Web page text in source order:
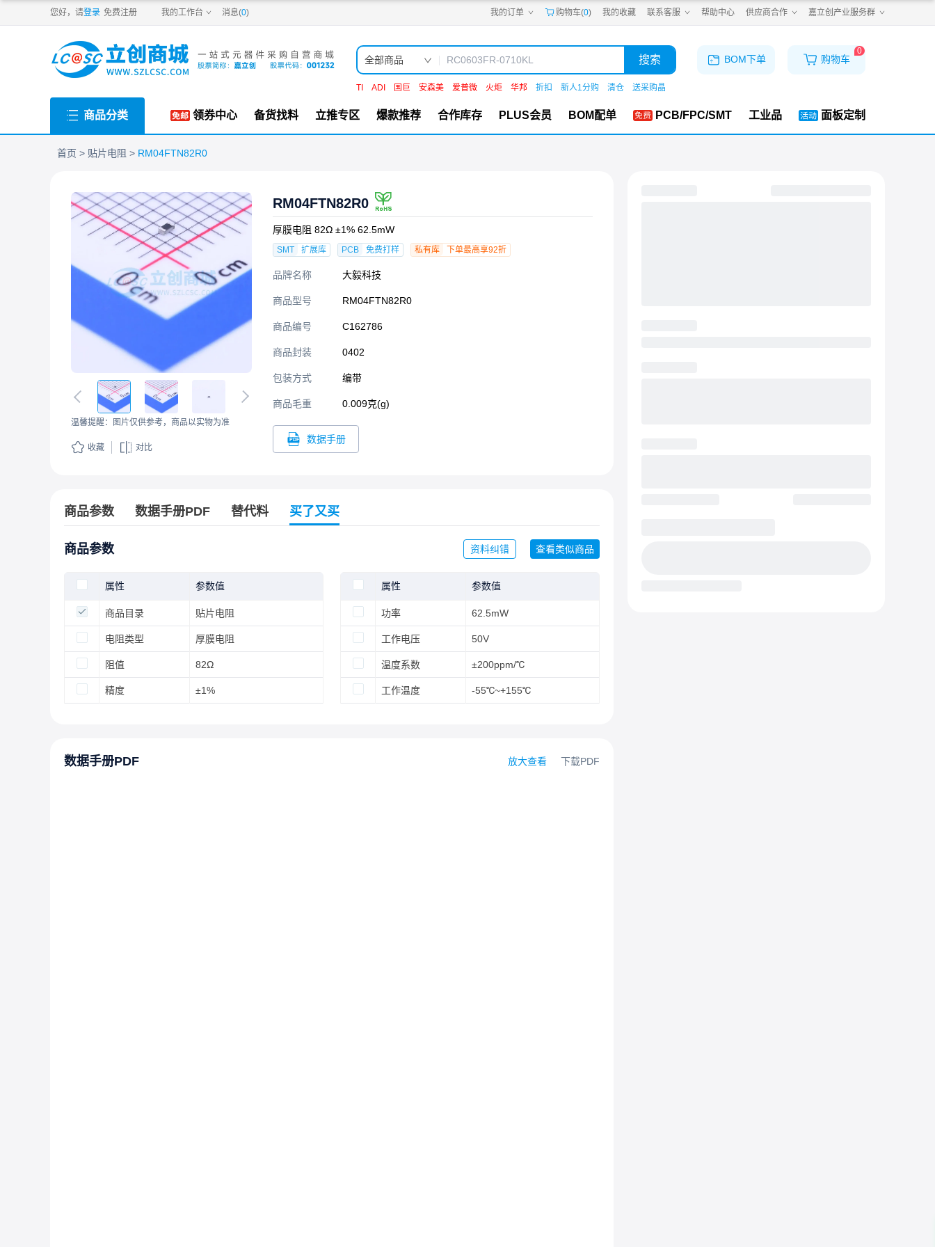
您好，请登录 免费注册 我的工作台 消息(0) 我的订单 购物车(0) 我的收藏 联系客服 帮助中心 供应商合作 嘉立创产业服务群
嘉立创PCB
嘉立创FA
机电工坊
全部商品 搜索
TI ADI 国巨 安森美 爱普微 火炬 华邦 折扣 新人1分购 清仓 送采购晶
BOM下单 购物车
0
商品分类 领券中心 备货找料 立推专区 爆款推荐 合作库存 PLUS会员 BOM配单 PCB/FPC/SMT 工业品 面板定制
首页 贴片电阻 RM04FTN82R0
温馨提醒：图片仅供参考，商品以实物为准
收藏 对比
RM04FTN82R0
厚膜电阻 82Ω ±1% 62.5mW
SMT 扩展库 PCB 免费打样 私有库 下单最高享92折
品牌名称 大毅科技
商品型号 RM04FTN82R0
商品编号 C162786
商品封装 0402​
包装方式 编带
商品毛重 0.009克(g)
数据手册
商品参数 数据手册PDF 替代料 买了又买
商品参数 资料纠错 查看类似商品
属性 参数值
商品目录 贴片电阻
电阻类型 厚膜电阻
阻值 82Ω
精度 ±1%
属性 参数值
功率 62.5mW
工作电压 50V
温度系数 ±200ppm/℃
工作温度 -55℃~+155℃
数据手册PDF 放大查看 下载PDF